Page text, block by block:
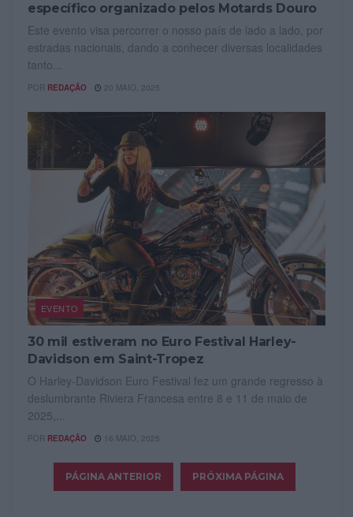
específico organizado pelos Motards Douro
Este evento visa percorrer o nosso país de lado a lado, por
estradas nacionais, dando a conhecer diversas localidades
tanto...
POR REDAÇÃO 20 MAIO, 2025
EVENTO
30 mil estiveram no Euro Festival Harley-
Davidson em Saint-Tropez
O Harley-Davidson Euro Festival fez um grande regresso à
deslumbrante Riviera Francesa entre 8 e 11 de maio de
2025,...
POR REDAÇÃO 16 MAIO, 2025